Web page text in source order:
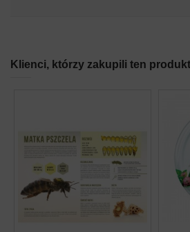
Klienci, którzy zakupili ten